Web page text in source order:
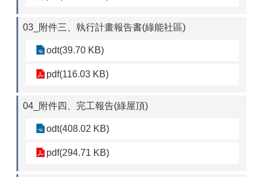
03_附件三、執行計畫報告書(綠能社區)
odt(39.70 KB)
pdf(116.03 KB)
04_附件四、完工報告(綠屋頂)
odt(408.02 KB)
pdf(294.71 KB)